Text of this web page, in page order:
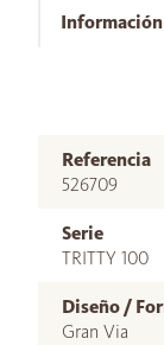
Referencia
526709
Serie
TRITTY 100
Diseño /
Gran Via